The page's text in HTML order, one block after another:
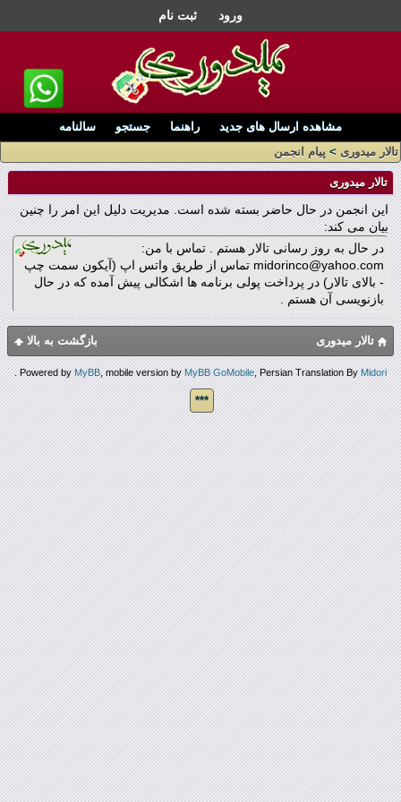
ورود ثبت نام
مشاهده ارسال های جدید راهنما جستجو
سالنامه
تالار میدوری > پیام انجمن
تالار میدوری
این انجمن در حال حاضر بسته شده است. مدیریت دلیل این امر را چنین
بیان می کند:
در حال به روز رسانی تالار هستم . تماس با من:
midorinco@yahoo.com تماس از طریق واتس اپ (آیکون سمت چپ
- بالای تالار) در پرداخت پولی برنامه ها اشکالی پیش آمده که در حال
بازنویسی آن هستم .
بازگشت به بالا تالار میدوری
Powered byMyBB, mobile version byMyBB GoMobile, Persian Translation ByMidori
.
***